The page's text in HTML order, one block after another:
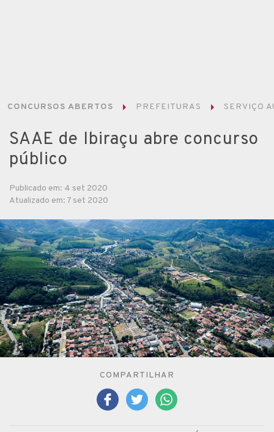
CONCURSOS ABERTOS PREFEITURAS SERVIÇO
SAAE de Ibiraçu abre concurso
público
Publicado em: 4 set 2020
Atualizado em: 7 set 2020
COMPARTILHAR